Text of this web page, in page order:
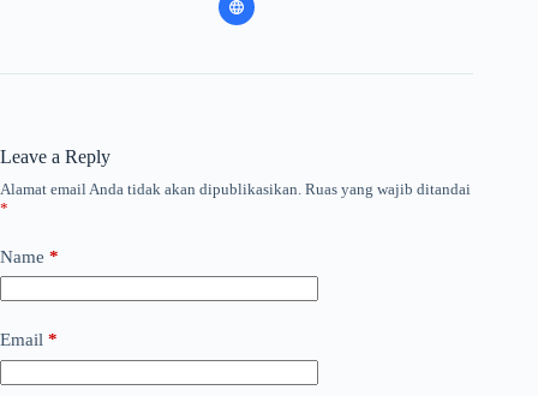
Leave a Reply
Alamat email Anda tidak akan dipublikasikan. Ruas yang wajib ditandai
*
Name *
Email *